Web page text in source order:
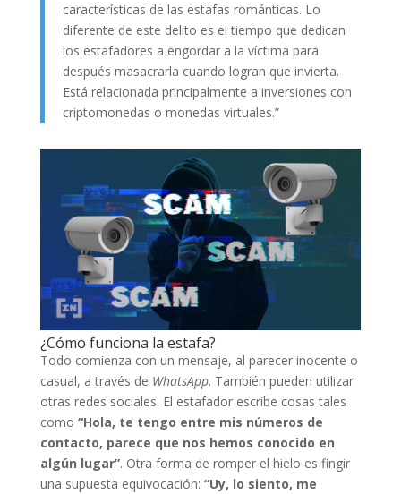
características de las estafas románticas. Lo
diferente de este delito es el tiempo que dedican
los estafadores a engordar a la víctima para
después masacrarla cuando logran que invierta.
Está relacionada principalmente a inversiones con
criptomonedas o monedas virtuales.”
¿Cómo funciona la estafa?
Todo comienza con un mensaje, al parecer inocente o
casual, a través de WhatsApp. También pueden utilizar
otras redes sociales. El estafador escribe cosas tales
como “Hola, te tengo entre mis números de
contacto, parece que nos hemos conocido en
algún lugar”. Otra forma de romper el hielo es fingir
una supuesta equivocación: “Uy, lo siento, me